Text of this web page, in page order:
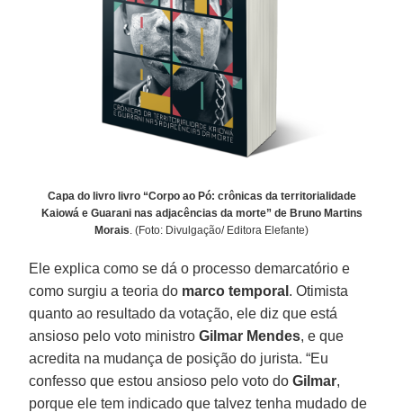
Capa do livro livro “Corpo ao Pó: crônicas da territorialidade
Kaiowá e Guarani nas adjacências da morte” de Bruno Martins
Morais . (Foto: Divulgação/ Editora Elefante)
Ele explica como se dá o processo demarcatório e
como surgiu a teoria do marco temporal . Otimista
quanto ao resultado da votação, ele diz que está
ansioso pelo voto ministro Gilmar Mendes, e que
acredita na mudança de posição do jurista. “Eu
confesso que estou ansioso pelo voto doGilmar,
porque ele tem indicado que talvez tenha mudado de